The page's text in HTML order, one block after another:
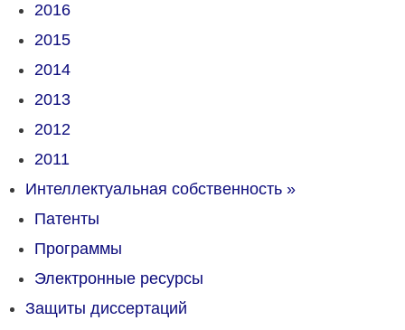
2016
2015
2014
2013
2012
2011
Интеллектуальная собственность »
Патенты
Программы
Электронные ресурсы
Защиты диссертаций